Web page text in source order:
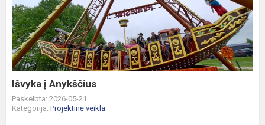
Anykščius
Išvyka į Anykščius
Paskelbta: 2026-05-21
Kategorija: Projektinė veikla